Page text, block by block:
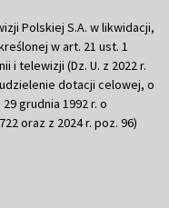
Polskiej S.A. w likwidacji,
w art. 21 ust. 1
i telewizji (Dz. U. z 2022 r.
dotacji celowej, o
grudnia 1992 r. o
oraz z 2024 r. poz. 96)